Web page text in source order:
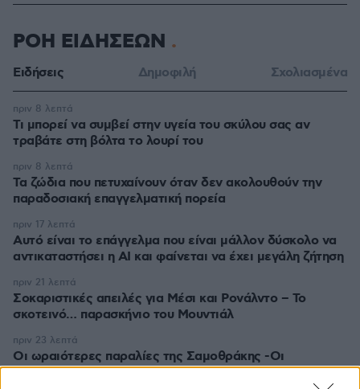
ΡΟΗ ΕΙΔΗΣΕΩΝ
Ειδήσεις Δημοφιλή Σχολιασμένα
Τι μπορεί να συμβεί στην υγεία του σκύλου σας αν
τραβάτε στη βόλτα το λουρί του
πριν 8 λεπτά
Τα ζώδια που πετυχαίνουν όταν δεν ακολουθούν την
παραδοσιακή επαγγελματική πορεία
πριν 8 λεπτά
Αυτό είναι το επάγγελμα που είναι μάλλον δύσκολο να
αντικαταστήσει η AI και φαίνεται να έχει μεγάλη ζήτηση
πριν 17 λεπτά
Σοκαριστικές απειλές για Μέσι και Ρονάλντο – Το
σκοτεινό… παρασκήνιο του Μουντιάλ
πριν 21 λεπτά
Οι ωραιότερες παραλίες της Σαμοθράκης -Οι
αμμώδεις, οι απομονωμένες, οι άγριες και βραχώδεις
πριν 23 λεπτά